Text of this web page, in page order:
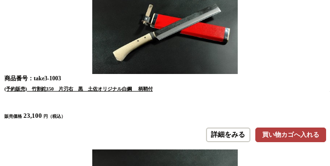
商品番号：take3-1003
(予約販売) 竹割鉈150 片刃右 黒 土佐オリジナル白鋼 柄鞘付
販売価格 23,100 円（税込）
買い物カゴへ入れる
詳細をみる